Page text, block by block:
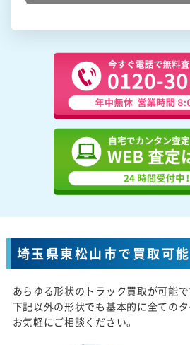
埼玉県東松山市で買取可
あらゆる形状のトラック買取が可能で
下記以外の形状でも基本的に全てのタ
お気軽にご相談ください。